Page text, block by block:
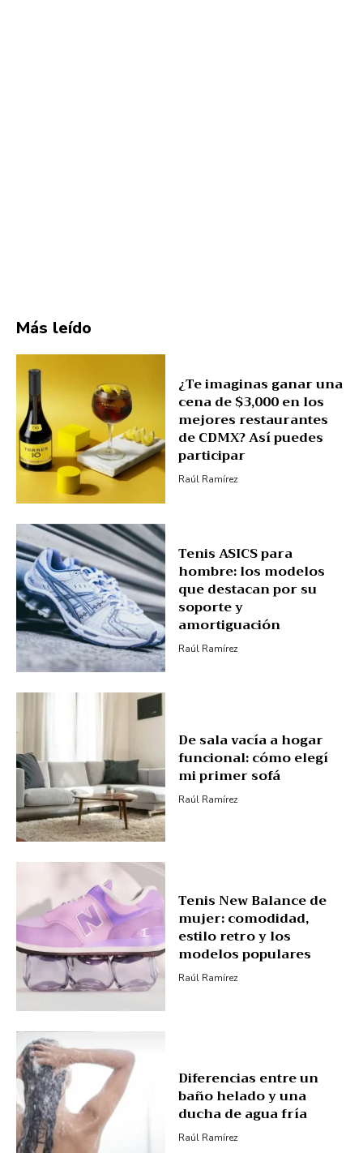
Más leído
¿Te imaginas ganar una
cena de $3,000 en los
mejores restaurantes
de CDMX? Así puedes
participar
Raúl Ramírez
Tenis ASICS para
hombre: los modelos
que destacan por su
soporte y
amortiguación
Raúl Ramírez
De sala vacía a hogar
funcional: cómo elegí
mi primer sofá
Raúl Ramírez
Tenis New Balance de
mujer: comodidad,
estilo retro y los
modelos populares
Raúl Ramírez
Diferencias entre un
baño helado y una
ducha de agua fría
Raúl Ramírez